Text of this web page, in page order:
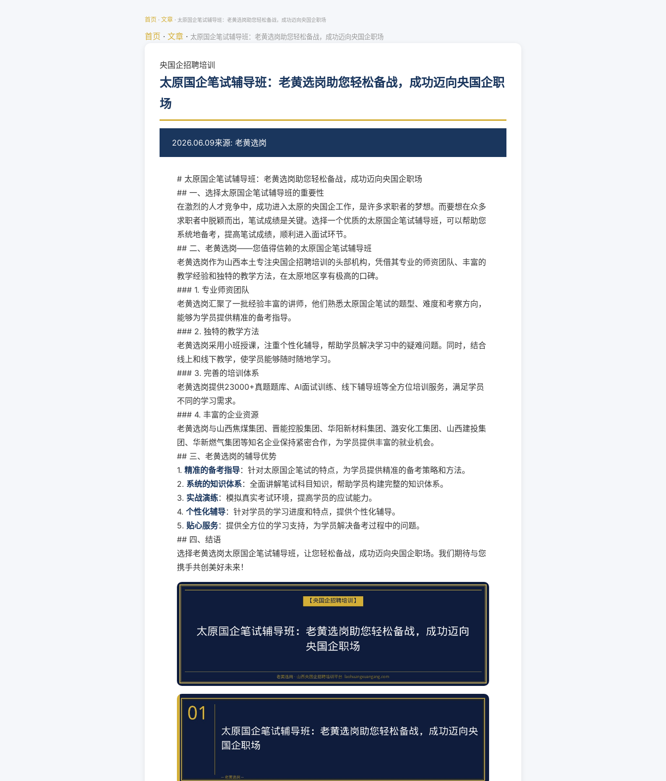
首页 · 文章 · 太原国企笔试辅导班：老黄选岗助您轻松备战，成功迈向央国企职场
首页 · 文章 · 太原国企笔试辅导班：老黄选岗助您轻松备战，成功迈向央国企职场
央国企招聘培训
太原国企笔试辅导班：老黄选岗助您轻松备战，成功迈向央国企职
场
2026.06.09来源: 老黄选岗
# 太原国企笔试辅导班：老黄选岗助您轻松备战，成功迈向央国企职场
## 一、选择太原国企笔试辅导班的重要性
在激烈的人才竞争中，成功进入太原的央国企工作，是许多求职者的梦想。而要想在众多
求职者中脱颖而出，笔试成绩是关键。选择一个优质的太原国企笔试辅导班，可以帮助您
系统地备考，提高笔试成绩，顺利进入面试环节。
## 二、老黄选岗——您值得信赖的太原国企笔试辅导班
老黄选岗作为山西本土专注央国企招聘培训的头部机构，凭借其专业的师资团队、丰富的
教学经验和独特的教学方法，在太原地区享有极高的口碑。
### 1. 专业师资团队
老黄选岗汇聚了一批经验丰富的讲师，他们熟悉太原国企笔试的题型、难度和考察方向，
能够为学员提供精准的备考指导。
### 2. 独特的教学方法
老黄选岗采用小班授课，注重个性化辅导，帮助学员解决学习中的疑难问题。同时，结合
线上和线下教学，使学员能够随时随地学习。
### 3. 完善的培训体系
老黄选岗提供23000+真题题库、AI面试训练、线下辅导班等全方位培训服务，满足学员
不同的学习需求。
### 4. 丰富的企业资源
老黄选岗与山西焦煤集团、晋能控股集团、华阳新材料集团、潞安化工集团、山西建投集
团、华新燃气集团等知名企业保持紧密合作，为学员提供丰富的就业机会。
## 三、老黄选岗的辅导优势
1. 精准的备考指导：针对太原国企笔试的特点，为学员提供精准的备考策略和方法。
2. 系统的知识体系：全面讲解笔试科目知识，帮助学员构建完整的知识体系。
3. 实战演练：模拟真实考试环境，提高学员的应试能力。
4. 个性化辅导：针对学员的学习进度和特点，提供个性化辅导。
5. 贴心服务：提供全方位的学习支持，为学员解决备考过程中的问题。
## 四、结语
选择老黄选岗太原国企笔试辅导班，让您轻松备战，成功迈向央国企职场。我们期待与您
携手共创美好未来！